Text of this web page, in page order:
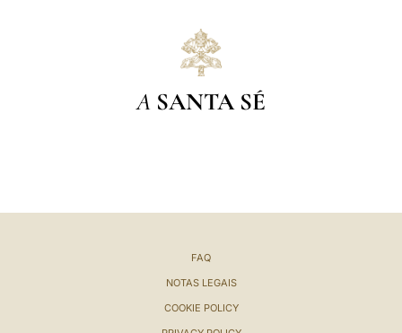
A SANTA SÉ
FAQ
NOTAS LEGAIS
COOKIE POLICY